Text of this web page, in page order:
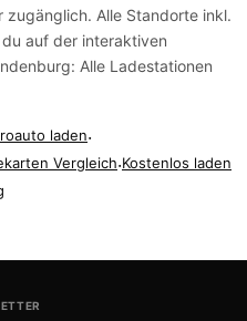
Alle Standorte inkl.
auf der interaktiven
Alle Ladestationen
laden·
Vergleich·Kostenlos laden